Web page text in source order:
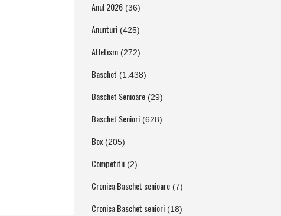
Anul 2026(36)
Anunturi(425)
Atletism(272)
Baschet (1.438)
Baschet Senioare(29)
Baschet Seniori(628)
Box(205)
Competitii(2)
Cronica Baschet senioare(7)
Cronica Baschet seniori(18)